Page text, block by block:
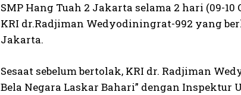
SMP Hang Tuah 2 Jakarta selama 2 hari (09-
KRI dr.Radjiman Wedyodiningrat-992 yang
Jakarta.
Sesaat sebelum bertolak, KRI dr. Radjiman
Bela Negara Laskar Bahari” dengan Inspektur